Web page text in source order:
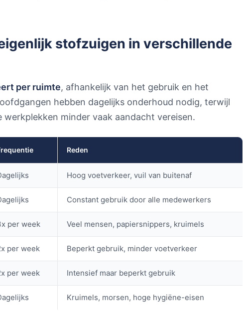
stofzuigen in verschillende
per ruimte, afhankelijk van het gebruik en het
hebben dagelijks onderhoud nodig, terwijl
werkplekken minder vaak aandacht vereisen.
Reden
Hoog voetverkeer, vuil van buitenaf
Constant gebruik door alle medewerkers
per week Veel mensen, papiersnippers, kruimels
per week Beperkt gebruik, minder voetverkeer
per week Intensief maar beperkt gebruik
Kruimels, morsen, hoge hygiëne-eisen